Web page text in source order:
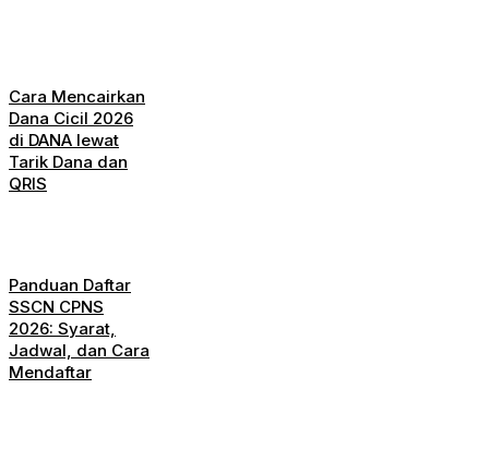
Cara Mencairkan
Dana Cicil 2026
di DANA lewat
Tarik Dana dan
QRIS
Panduan Daftar
SSCN CPNS
2026: Syarat,
Jadwal, dan Cara
Mendaftar